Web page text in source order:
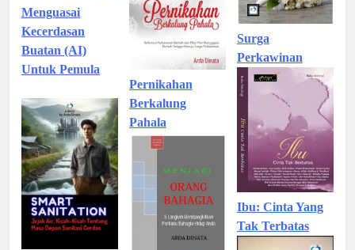
Menguasai
Kecerdasan
Buatan (AI)
Untuk Pemula
Pernikahan
Berkalung
Pahala
Surga
Perkawinan
Ibu: Cinta Yang
Tak Terbatas